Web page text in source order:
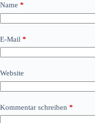
Name *
E-Mail *
Website
Kommentar schreiben *